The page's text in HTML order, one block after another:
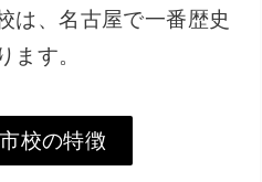
は、名古屋で一番歴史
ます。
校の特徴